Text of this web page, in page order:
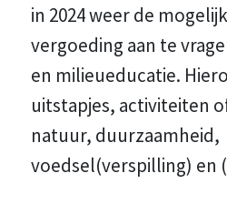
in 2024 weer de
vergoeding aan te
en milieueducatie.
uitstapjes, activiteiten
natuur, duurzaamheid,
voedsel(verspilling) en